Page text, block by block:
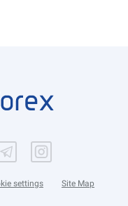
settings Site Map